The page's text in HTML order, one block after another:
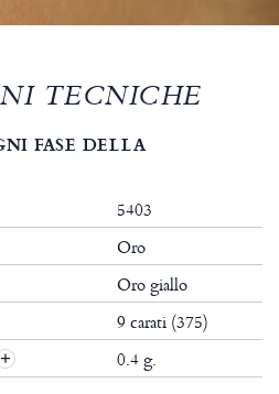
TECNICHE
FASE DELLA
5403
Oro
Oro giallo
9 carati (375)
0.4 g.